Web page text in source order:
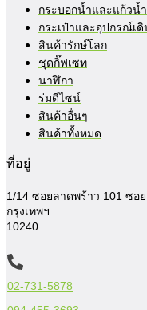
กระบอกน้ำและแก้วน้ำ
กระเป๋าและอุปกรณ์เดิ
สินค้ารักษ์โลก
ชุดกิ๊ฟเซท
นาฬิกา
ร่มดีไซน์
สินค้าอื่นๆ
สินค้าทั้งหมด
ที่อยู่
1/14 ซอยลาดพร้าว 101 ซอ
กรุงเทพฯ
10240
02-731-5878